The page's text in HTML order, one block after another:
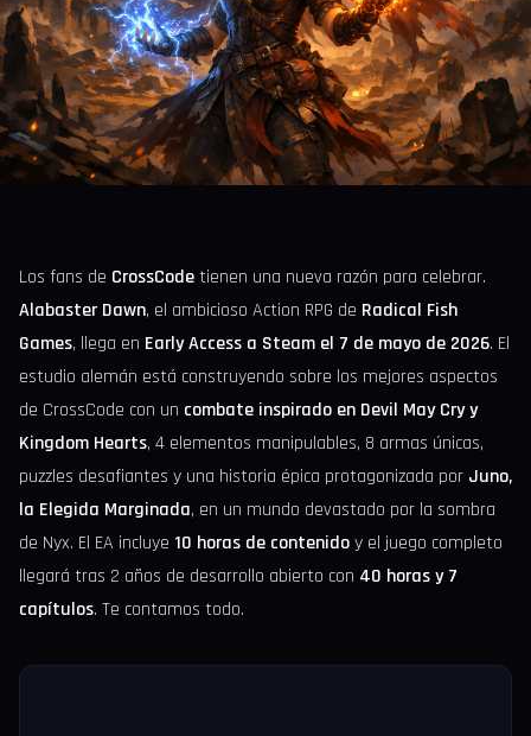
Los fans de CrossCodetienen una nueva razón para celebrar.
Alabaster Dawn, el ambicioso Action RPG de Radical Fish
Games, llega en Early Access a Steam el 7 de mayo de 2026. El
estudio alemán está construyendo sobre los mejores aspectos
de CrossCode con un combate inspirado en Devil May Cry y
Kingdom Hearts, 4 elementos manipulables, 8 armas únicas,
puzzles desafiantes y una historia épica protagonizada por Juno,
la Elegida Marginada, en un mundo devastado por la sombra
de Nyx. El EA incluye 10 horas de contenidoy el juego completo
llegará tras 2 años de desarrollo abierto con 40 horas y 7
capítulos. Te contamos todo.